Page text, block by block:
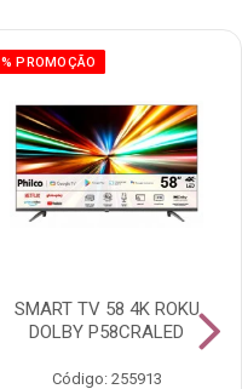
% PROMOÇÃO
SMART TV 58 4K ROKU
DOLBY P58CRALED
Código: 255913